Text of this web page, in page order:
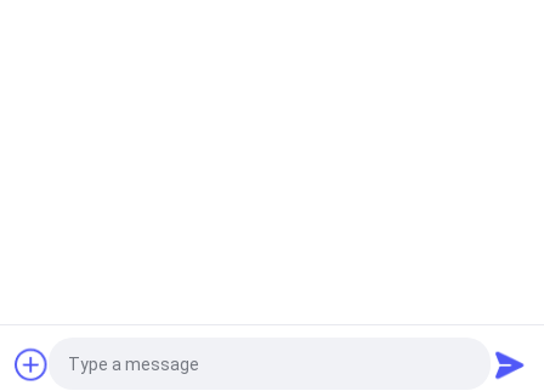
Vraag een offerte aan